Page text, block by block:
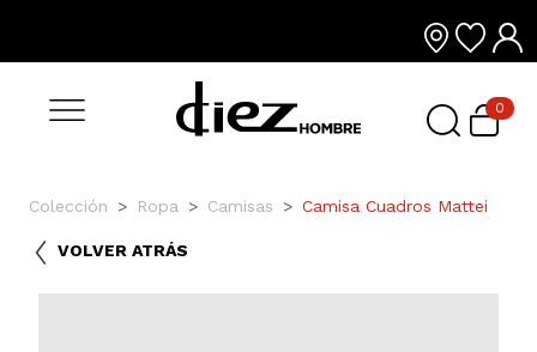
0
Colección Ropa Camisas Camisa Cuadros Mattei
VOLVER ATRÁS